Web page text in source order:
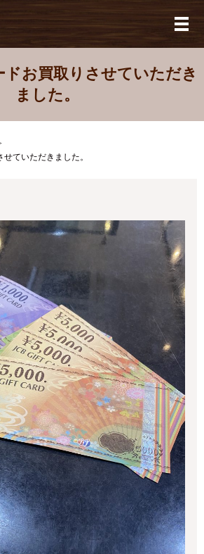
メ
ドお買取りさせていただき
ました。
ていただきました。